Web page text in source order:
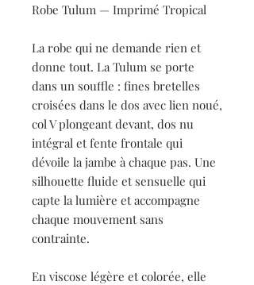
Robe Tulum — Imprimé Tropical
La robe qui ne demande rien et
donne tout. La Tulum se porte
dans un souffle : fines bretelles
croisées dans le dos avec lien noué,
col V plongeant devant, dos nu
intégral et fente frontale qui
dévoile la jambe à chaque pas. Une
silhouette fluide et sensuelle qui
capte la lumière et accompagne
chaque mouvement sans
contrainte.
En viscose légère et colorée, elle